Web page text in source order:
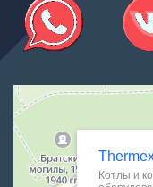
Thermex Store
Котлы и котельное
Водонагреватели в